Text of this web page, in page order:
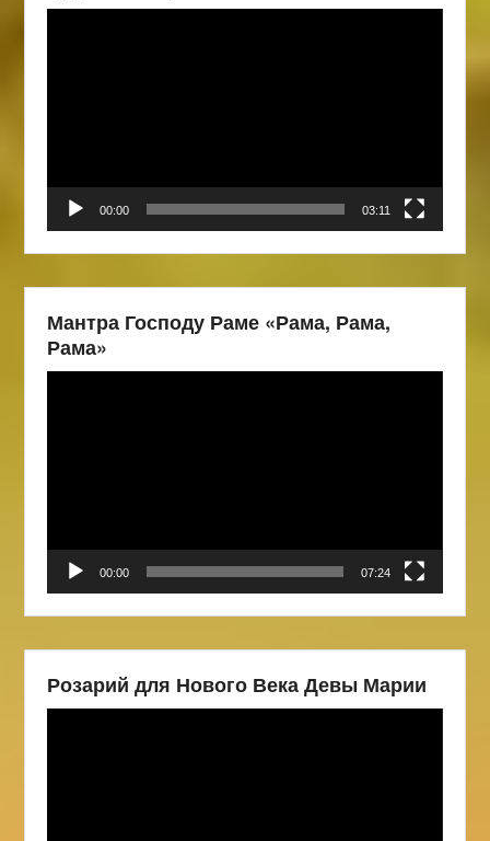
00:00 03:11
Мантра Господу Раме «Рама, Рама,
Рама»
00:00 07:24
Розарий для Нового Века Девы Марии